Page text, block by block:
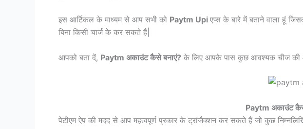
इस आर्टिकल के माध्यम से आप सभी को Paytm Upi एप्स के बारे में बताने वाला हूं
बिना किसी चार्ज के कर सकते हैं|
आपको बता दें, Paytm अकाउंट कैसे बनाएं? के लिए आपके पास कुछ आवश्यक चीज की
Paytm अकाउंट
पेटीएम ऐप की मदद से आप महत्वपूर्ण प्रकार के ट्रांजैक्शन कर सकते हैं जो कुछ